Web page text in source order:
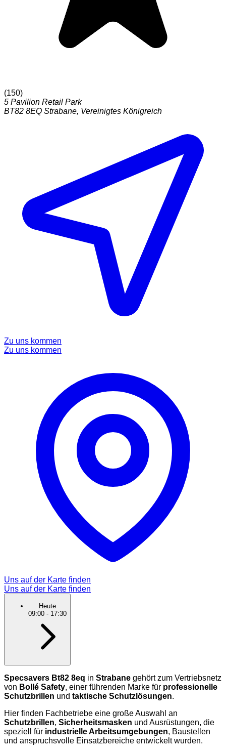
(150)
5 Pavilion Retail Park
BT82 8EQ Strabane, Vereinigtes Königreich
Zu uns kommen
Zu uns kommen
Uns auf der Karte finden
Uns auf der Karte finden
Heute
09:00 - 17:30
Specsavers Bt82 8eq in Strabane gehört zum Vertriebsnetz
von Bollé Safety, einer führenden Marke für professionelle
Schutzbrillen und taktische Schutzlösungen.
Hier finden Fachbetriebe eine große Auswahl an
Schutzbrillen, Sicherheitsmasken und Ausrüstungen, die
speziell für industrielle Arbeitsumgebungen, Baustellen
und anspruchsvolle Einsatzbereiche entwickelt wurden.